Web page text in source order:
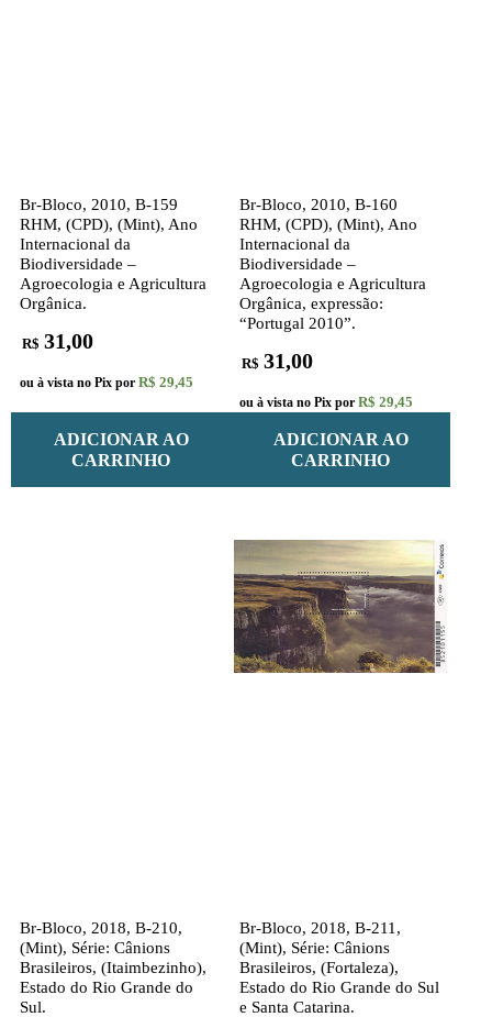
Br-Bloco, 2010, B-159
RHM, (CPD), (Mint), Ano
Internacional da
Biodiversidade –
Agroecologia e Agricultura
Orgânica.
R$ 31,00
ou à vista no Pix por R$ 29,45
ADICIONAR AO
CARRINHO
Br-Bloco, 2010, B-160
RHM, (CPD), (Mint), Ano
Internacional da
Biodiversidade –
Agroecologia e Agricultura
Orgânica, expressão:
“Portugal 2010”.
R$ 31,00
ou à vista no Pix por R$ 29,45
ADICIONAR AO
CARRINHO
Br-Bloco, 2018, B-210,
(Mint), Série: Cânions
Brasileiros, (Itaimbezinho),
Estado do Rio Grande do
Sul.
Br-Bloco, 2018, B-211,
(Mint), Série: Cânions
Brasileiros, (Fortaleza),
Estado do Rio Grande do Sul
e Santa Catarina.